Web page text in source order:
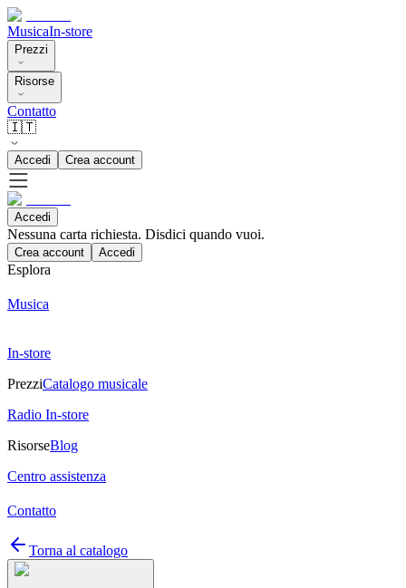
MusicaIn-store
Prezzi
Risorse
Contatto
🇮🇹
Accedi Crea account
Accedi
Nessuna carta richiesta. Disdici quando vuoi.
Crea account Accedi
Esplora
Musica
In-store
PrezziCatalogo musicale
Radio In-store
RisorseBlog
Centro assistenza
Contatto
Torna al catalogo